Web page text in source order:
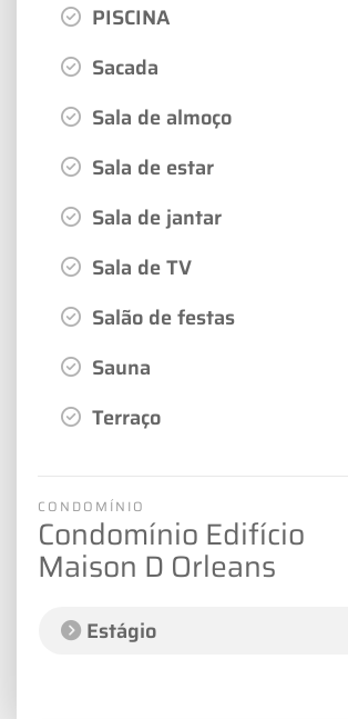
PISCINA
Sacada
Sala de almoço
Sala de estar
Sala de jantar
Sala de TV
Salão de festas
Sauna
Terraço
CONDOMÍNIO
Condomínio Edifício
Maison D Orleans
Estágio